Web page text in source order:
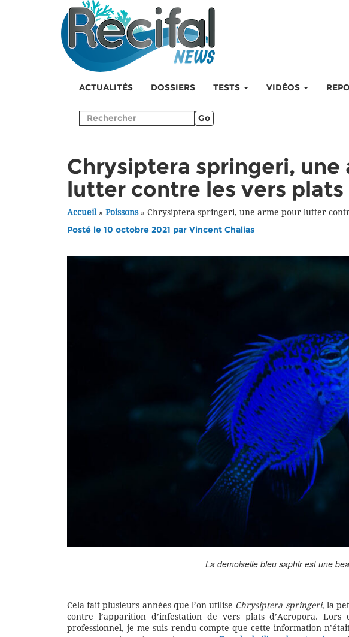
ACTUALITÉS DOSSIERS TESTS VIDÉOS
Go
Chrysiptera springeri, une
lutter contre les vers plats
Accueil» Poissons» Chrysiptera springeri, une arme pour lutter
Posté le 10 octobre 2021 par Vincent Chalias
La demoiselle bleu saphir est une
Cela fait plusieurs années que l’on utilise Chrysiptera springeri, la
contre l’apparition d’infestation de vers plats d’Acropora. Lors
professionnel, je me suis rendu compte que cette information